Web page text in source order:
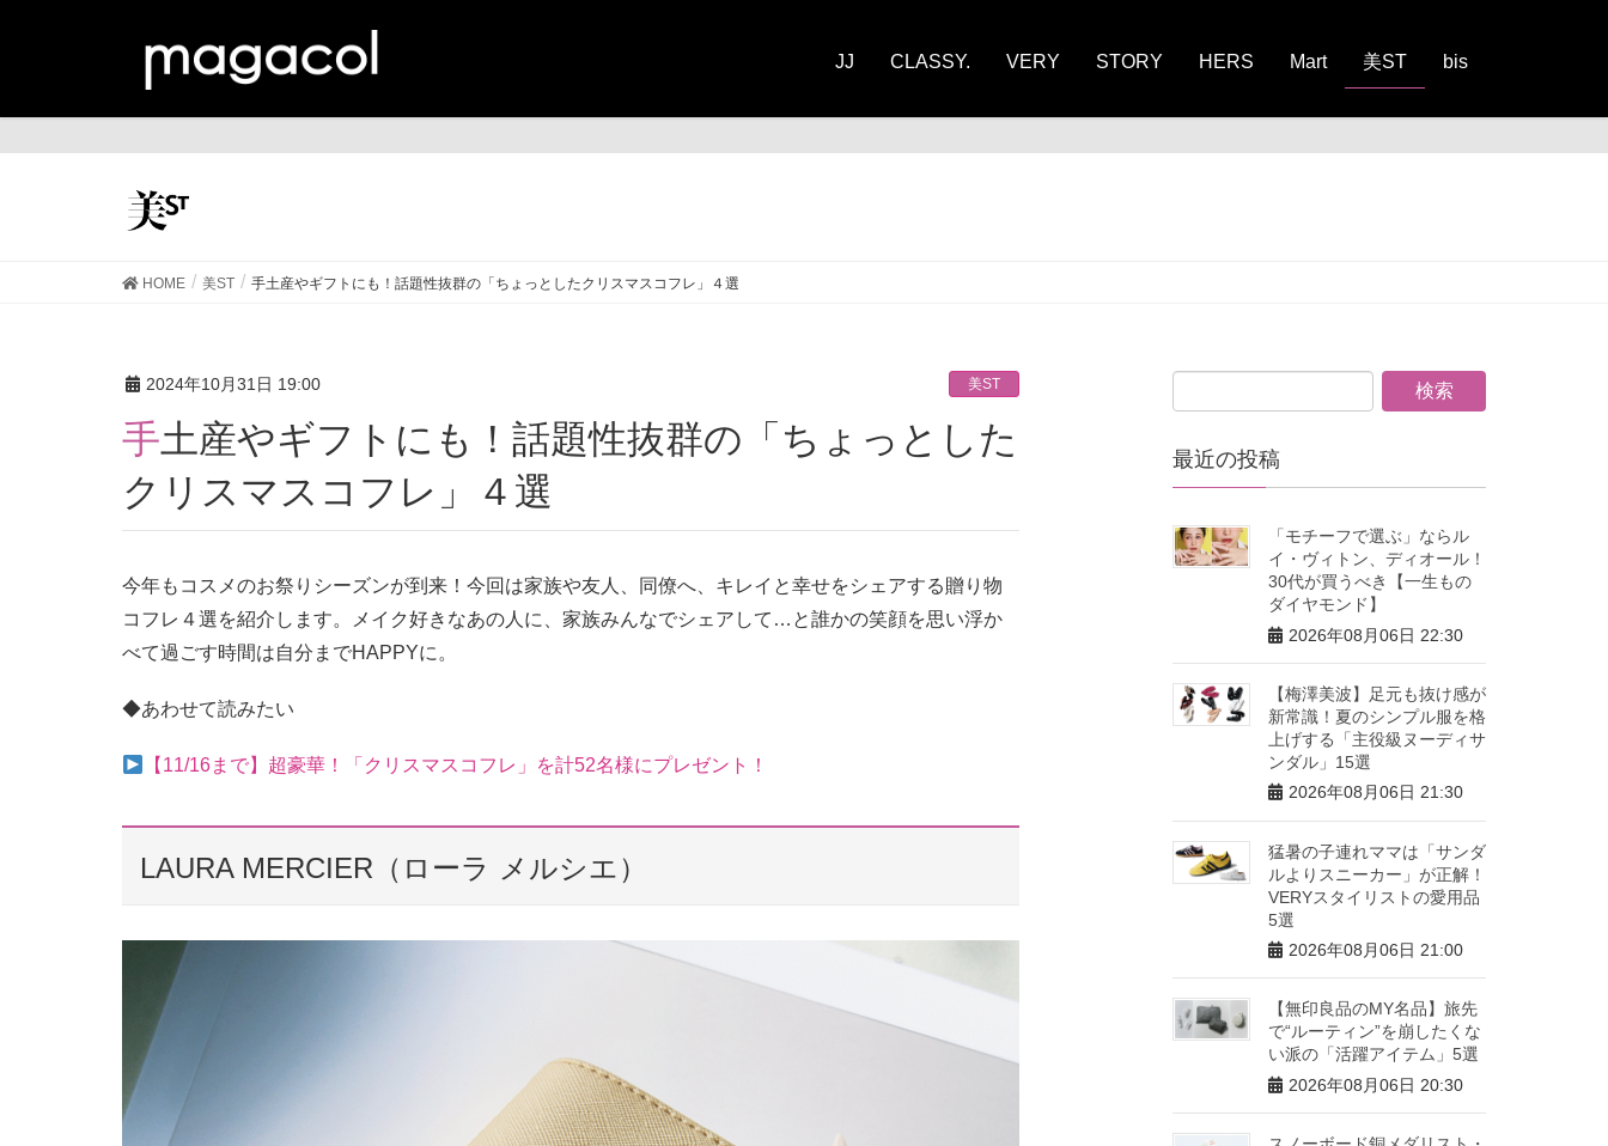
JJ CLASSY. VERY STORY HERS Mart 美ST bis
HOME 美ST 手土産やギフトにも！話題性抜群の「ちょっとしたクリスマスコフレ」４選
2024年10月31日 19:00 美ST
手土産やギフトにも！話題性抜群の「ちょっとした
クリスマスコフレ」４選
今年もコスメのお祭りシーズンが到来！今回は家族や友人、同僚へ、キレイと幸せをシェアする贈り物
コフレ４選を紹介します。メイク好きなあの人に、家族みんなでシェアして…と誰かの笑顔を思い浮か
べて過ごす時間は自分までHAPPYに。
◆あわせて読みたい
【11/16まで】超豪華！「クリスマスコフレ」を計52名様にプレゼント！
LAURA MERCIER（ローラ メルシエ）
最近の投稿
「モチーフで選ぶ」ならル
イ・ヴィトン、ディオール！
30代が買うべき【一生もの
ダイヤモンド】
2026年08月06日 22:30
【梅澤美波】足元も抜け感が
新常識！夏のシンプル服を格
上げする「主役級ヌーディサ
ンダル」15選
2026年08月06日 21:30
猛暑の子連れママは「サンダ
ルよりスニーカー」が正解！
VERYスタイリストの愛用品
5選
2026年08月06日 21:00
【無印良品のMY名品】旅先
で“ルーティン”を崩したくな
い派の「活躍アイテム」5選
2026年08月06日 20:30